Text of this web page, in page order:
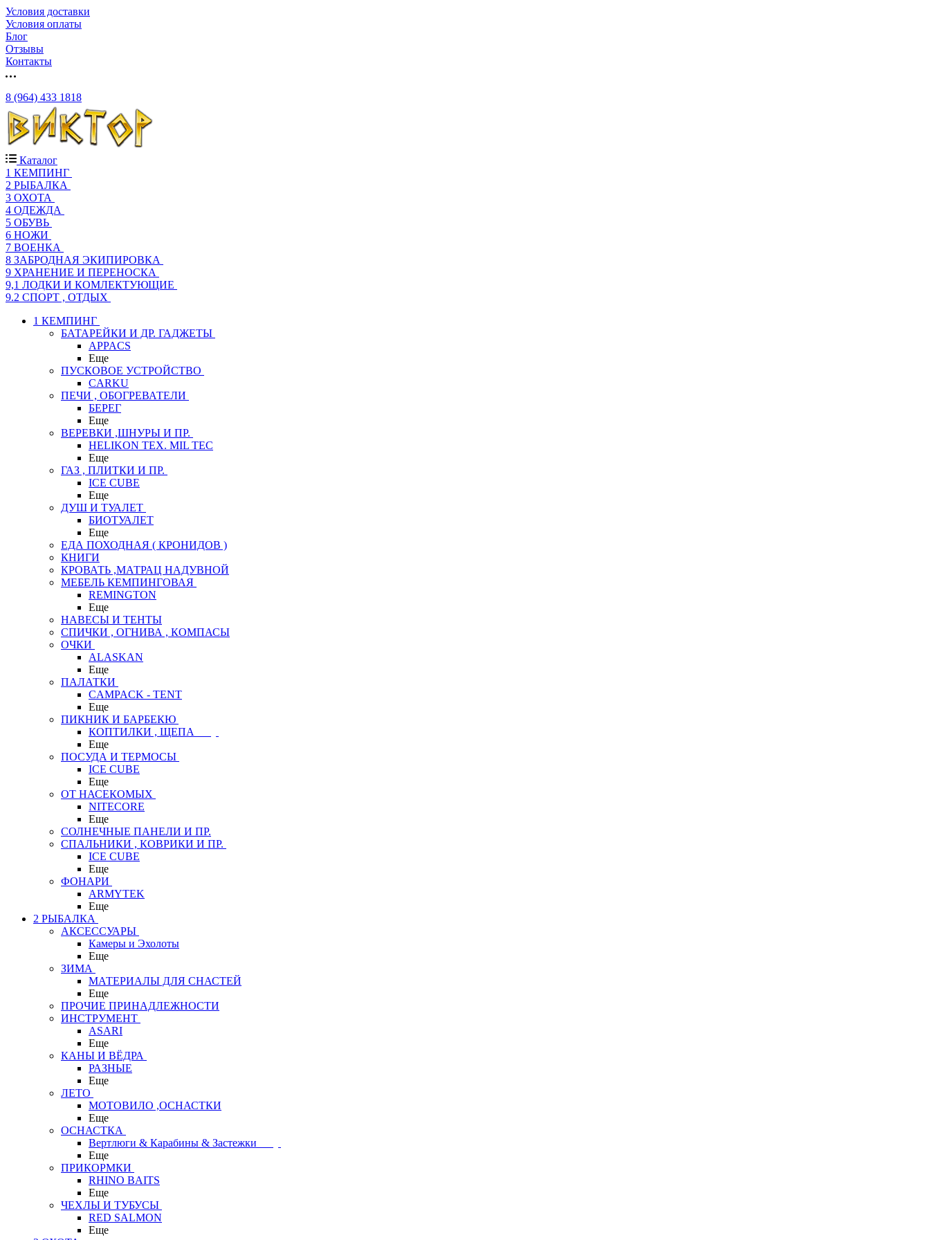
Условия доставки
Условия оплаты
Блог
Отзывы
Контакты
8 (964) 433 1818
Каталог
1 КЕМПИНГ
2 РЫБАЛКА
3 ОХОТА
4 ОДЕЖДА
5 ОБУВЬ
6 НОЖИ
7 ВОЕНКА
8 ЗАБРОДНАЯ ЭКИПИРОВКА
9 ХРАНЕНИЕ И ПЕРЕНОСКА
9,1 ЛОДКИ И КОМЛЕКТУЮЩИЕ
9.2 СПОРТ , ОТДЫХ
1 КЕМПИНГ
БАТАРЕЙКИ И ДР. ГАДЖЕТЫ
APPACS
Еще
ПУСКОВОЕ УСТРОЙСТВО
CARKU
ПЕЧИ , ОБОГРЕВАТЕЛИ
БЕРЕГ
Еще
ВЕРЕВКИ ,ШНУРЫ И ПР.
HELIKON TEX. MIL TEC
Еще
ГАЗ , ПЛИТКИ И ПР.
ICE CUBE
Еще
ДУШ И ТУАЛЕТ
БИОТУАЛЕТ
Еще
ЕДА ПОХОДНАЯ ( КРОНИДОВ )
КНИГИ
КРОВАТЬ ,МАТРАЦ НАДУВНОЙ
МЕБЕЛЬ КЕМПИНГОВАЯ
REMINGTON
Еще
НАВЕСЫ И ТЕНТЫ
СПИЧКИ , ОГНИВА , КОМПАСЫ
ОЧКИ
ALASKAN
Еще
ПАЛАТКИ
CAMPACK - TENT
Еще
ПИКНИК И БАРБЕКЮ
КОПТИЛКИ , ЩЕПА
Еще
ПОСУДА И ТЕРМОСЫ
ICE CUBE
Еще
ОТ НАСЕКОМЫХ
NITECORE
Еще
СОЛНЕЧНЫЕ ПАНЕЛИ И ПР.
СПАЛЬНИКИ , КОВРИКИ И ПР.
ICE CUBE
Еще
ФОНАРИ
ARMYTEK
Еще
2 РЫБАЛКА
АКСЕССУАРЫ
Камеры и Эхолоты
Еще
ЗИМА
МАТЕРИАЛЫ ДЛЯ СНАСТЕЙ
Еще
ПРОЧИЕ ПРИНАДЛЕЖНОСТИ
ИНСТРУМЕНТ
ASARI
Еще
КАНЫ И ВЁДРА
РАЗНЫЕ
Еще
ЛЕТО
МОТОВИЛО ,ОСНАСТКИ
Еще
ОСНАСТКА
Вертлюги & Карабины & Застежки
Еще
ПРИКОРМКИ
RHINO BAITS
Еще
ЧЕХЛЫ И ТУБУСЫ
RED SALMON
Еще